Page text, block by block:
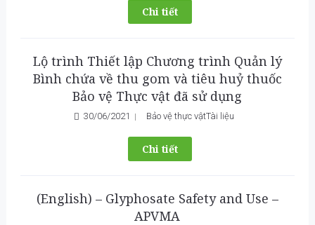
Chi tiết
Lộ trình Thiết lập Chương trình Quản lý
Bình chứa về thu gom và tiêu huỷ thuốc
Bảo vệ Thực vật đã sử dụng
30/06/2021 Bảo vệ thực vậtTài liệu
Chi tiết
(English) – Glyphosate Safety and Use –
APVMA